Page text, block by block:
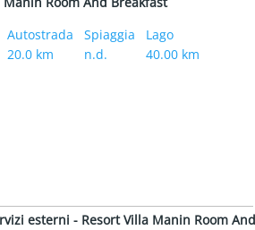
Autostrada
20.0 km
Spiaggia
n.d.
Lago
40.00 km
esterni - Resort Villa Manin Room And